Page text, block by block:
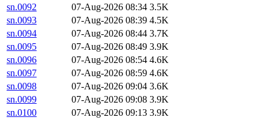
sn.0092
07-Aug-2026 08:34 3.5K
sn.0093
07-Aug-2026 08:39 4.5K
sn.0094
07-Aug-2026 08:44 3.7K
sn.0095
07-Aug-2026 08:49 3.9K
sn.0096
07-Aug-2026 08:54 4.6K
sn.0097
07-Aug-2026 08:59 4.6K
sn.0098
07-Aug-2026 09:04 3.6K
sn.0099
07-Aug-2026 09:08 3.9K
sn.0100
07-Aug-2026 09:13 3.9K